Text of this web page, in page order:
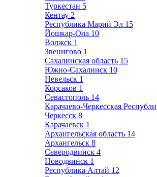
Туркестан 5
Кентау 2
Республика Марий Эл 15
Йошкар-Ола 10
Волжск 1
Звенигово 1
Сахалинская область 15
Южно-Сахалинск 10
Невельск 1
Корсаков 1
Севастополь 14
Карачаево-Черкесская
Черкесск 8
Карачаевск 1
Архангельская область 14
Архангельск 8
Северодвинск 4
Новодвинск 1
Республика Алтай 12